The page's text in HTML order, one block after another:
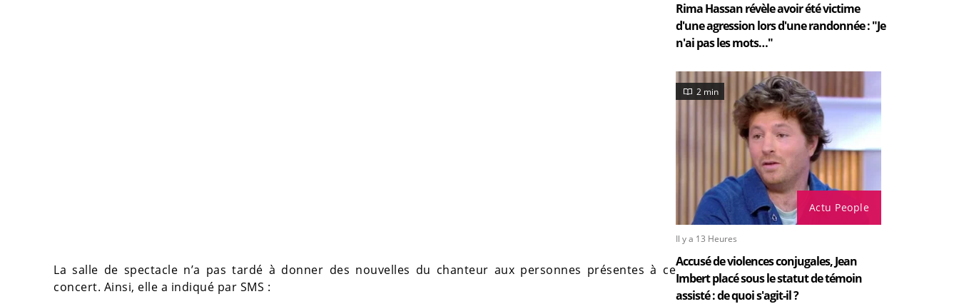
La salle de spectacle n’a pas tardé à donner des nouvelles du chanteur aux personnes présentes à ce
concert. Ainsi, elle a indiqué par SMS :
Rima Hassan révèle avoir été victime
d'une agression lors d'une randonnée : "Je
n'ai pas les mots…"
Actu People
2 min
Il y a 13 Heures
Accusé de violences conjugales, Jean
Imbert placé sous le statut de témoin
assisté : de quoi s'agit-il ?